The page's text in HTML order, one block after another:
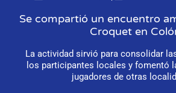
Se compartió un encuentro
Croquet en
La actividad sirvió para consolidar
los participantes locales y fomentó
jugadores de otras